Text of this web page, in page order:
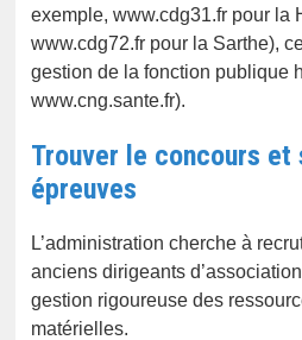
exemple, www.cdg31.fr pour la
www.cdg72.fr pour la Sarthe),
gestion de la fonction publique
www.cng.sante.fr).
Trouver le concours et
épreuves
L’administration cherche à
anciens dirigeants
gestion rigoureuse des
matérielles.